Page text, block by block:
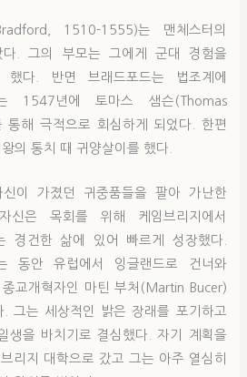
1510-1555)는 맨체스터의
다. 그의 부모는 그에게 군대 경험을
다. 반면 브래드포드는 법조계에
1547년에 토마스 샘슨(Thomas
통해 극적으로 회심하게 되었다. 한편
의 통치 때 귀양살이를 했다.
신이 가졌던 귀중품들을 팔아 가난한
은 목회를 위해 케임브리지에서
경건한 삶에 있어 빠르게 성장했다.
동안 유럽에서 잉글랜드로 건너와
교개혁자인 마틴 부처(Martin Bucer)
그는 세상적인 밝은 장래를 포기하고
생을 바치기로 결심했다. 자기 계획을
리지 대학으로 갔고 그는 아주 열심히